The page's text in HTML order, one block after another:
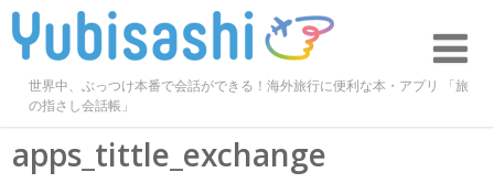
世界中、ぶっつけ本番で会話ができる！海外旅行に便利な本・アプリ 「旅
の指さし会話帳」
apps_tittle_exchange